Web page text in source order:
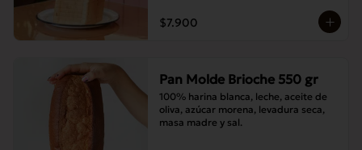
$7.900
Pan Molde Brioche 550 gr
100% harina blanca, leche, aceite de
oliva, azúcar morena, levadura seca,
masa madre y sal.